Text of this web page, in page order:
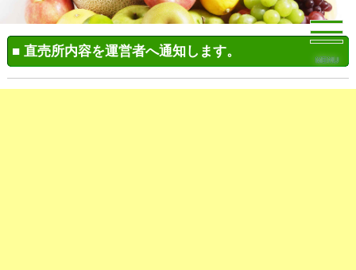
MENU
■ 直売所内容を運営者へ通知します。